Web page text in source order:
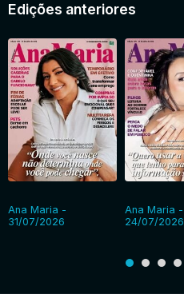
Edições anteriores
Ana Maria -
31/07/2026
Ana Maria -
24/07/2026